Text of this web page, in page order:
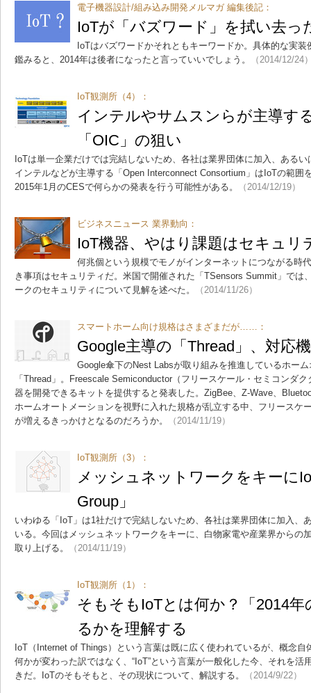
電子機器設計/組み込み開発メルマガ 編集後記：
IoTが「バズワード」を拭い去っ
IoTはバズワードかそれともキーワードか。具体的な実
鑑みると、2014年は後者になったと言っていいでしょう。
（2014/12/24
IoT観測所（4）：
インテルやサムスンらが主導す
「OIC」の狙い
IoTは単一企業だけでは完結しないため、各社は業界団体に加入、ある
インテルなどが主導する「Open Interconnect Consortium」はIoTの範囲
2015年1月のCESで何らかの発表を行う可能性がある。
（2014/12/19）
ビジネスニュース 業界動向：
IoT機器、やはり課題はセキュリ
何兆個という規模でモノがインターネットにつながる時
き事項はセキュリティだ。米国で開催された「TSensors Summit」では
ークのセキュリティについて見解を述べた。
（2014/11/26）
スマートホーム向け規格はさまざまだが……：
Google主導の「Thread」、対応
Google傘下のNest Labsが取り組みを推進しているホー
「Thread」。Freescale Semiconductor（フリースケール・セミコンダ
器を開発できるキットを提供すると発表した。ZigBee、Z-Wave、
ホームオートメーションを視野に入れた規格が乱立する中、フリースケ
が増えるきっかけとなるのだろうか。
（2014/11/19）
IoT観測所（3）：
メッシュネットワークをキーに
Group」
いわゆる「IoT」は1社だけで完結しないため、各社は業界団体に加入、
いる。今回はメッシュネットワークをキーに、白物家電や産業界からの
取り上げる。
（2014/11/19）
IoT観測所（1）：
そもそもIoTとは何か？「2014
るかを理解する
IoT（Internet of Things）という言葉は既に広く使われているが、概念
何かが変わった訳ではなく、“IoT”という言葉が一般化した今、それを活
きだ。IoTのそもそもと、その現状について、解説する。
（2014/9/22）